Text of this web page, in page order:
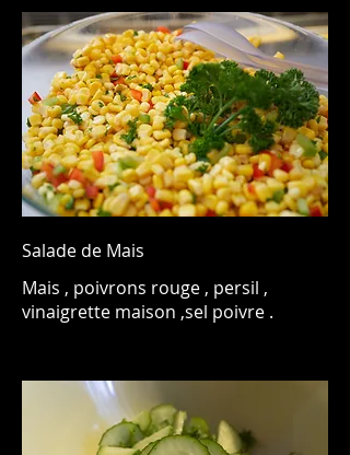
Salade de Mais
Mais , poivrons rouge , persil ,
vinaigrette maison ,sel poivre .